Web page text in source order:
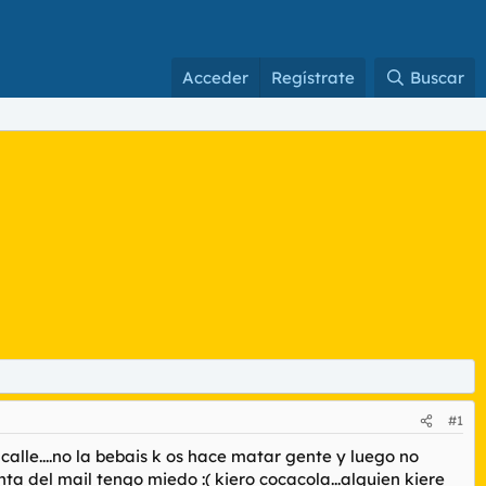
Acceder Regístrate Buscar
#1
la bebais k os hace matar gente y luego no
del mail tengo miedo :( kiero cocacola...alguien kiere